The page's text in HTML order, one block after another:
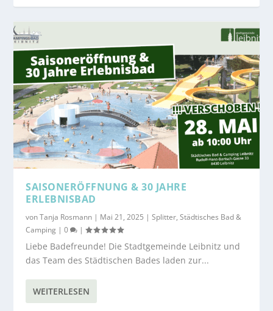
SAISONERÖFFNUNG & 30 JAHRE
ERLEBNISBAD
vonTanja Rosmann | Mai 21, 2025 |Splitter,Städtisches Bad &
Camping |0 |
Liebe Badefreunde! Die Stadtgemeinde Leibnitz und
das Team des Städtischen Bades laden zur...
WEITERLESEN